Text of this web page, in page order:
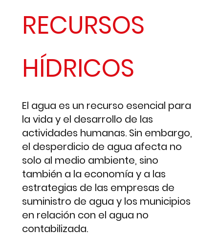
RECURSOS
HÍDRICOS
El agua es un recurso esencial para
la vida y el desarrollo de las
actividades humanas. Sin embargo,
el desperdicio de agua afecta no
solo al medio ambiente, sino
también a la economía y a las
estrategias de las empresas de
suministro de agua y los municipios
en relación con el agua no
contabilizada.